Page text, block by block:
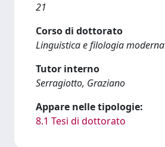
21
Corso di dottorato
Linguistica e filologia moderna
Tutor interno
Serragiotto, Graziano
Appare nelle tipologie:
8.1 Tesi di dottorato